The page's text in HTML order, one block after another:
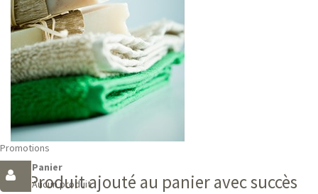
Promotions
Panier
Aucun produit
Produit ajouté au panier avec succès